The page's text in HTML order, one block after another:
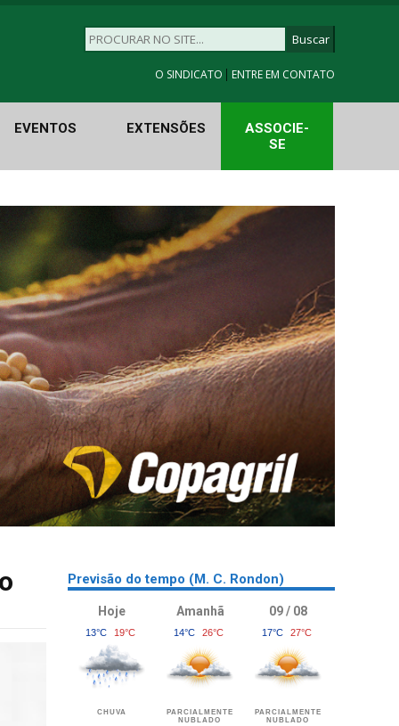
O SINDICATO | ENTRE EM CONTATO
EVENTOS EXTENSÕES
ASSOCIE-
SE
Previsão do tempo (M. C. Rondon)
Hoje
13°C 19°C
CHUVA
Amanhã
14°C 26°C
PARCIALMENTE
NUBLADO
09 / 08
17°C 27°C
PARCIALMENTE
NUBLADO